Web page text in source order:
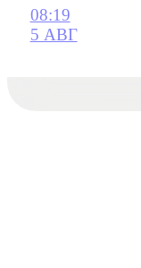
08:19
5 АВГ